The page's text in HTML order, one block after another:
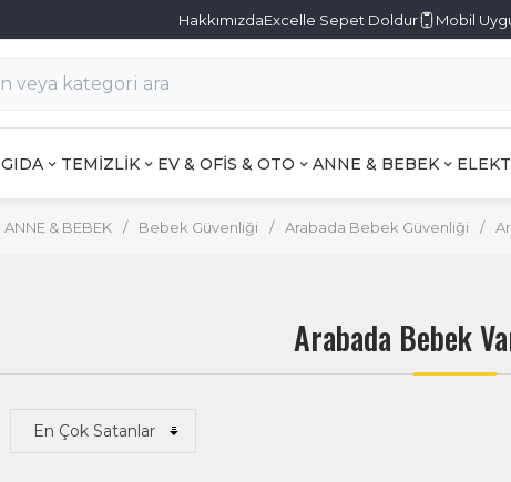
HakkımızdaExcelle Sepet Doldur Mobil
GIDA TEMİZLİK EV & OFİS & OTO ANNE & BEBEK
ANNE & BEBEK / Bebek Güvenliği / Arabada Bebek Güvenliği /
Arabada Bebek